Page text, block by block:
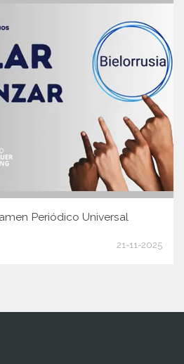
Periódico Universal
21-11-2025